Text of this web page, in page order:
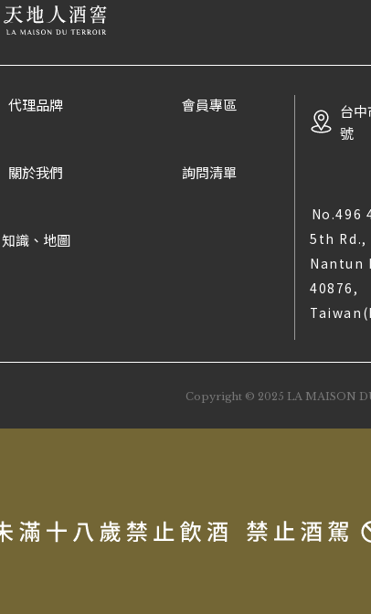
代理品牌
關於我們
知識、地圖
會員專區
詢問清單
台
號
No.496
5th Rd.,
Nantun
40876,
Copyright © 2025 LA MAISON